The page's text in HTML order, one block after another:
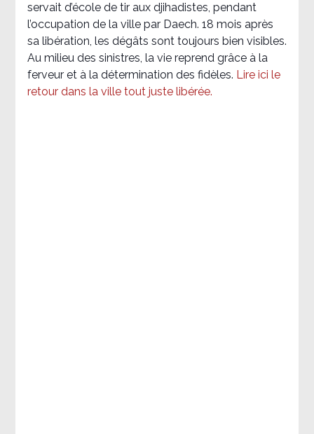
servait d’école de tir aux djihadistes, pendant
l’occupation de la ville par Daech. 18 mois après
sa libération, les dégâts sont toujours bien visibles.
Au milieu des sinistres, la vie reprend grâce à la
ferveur et à la détermination des fidèles. Lire ici le
retour dans la ville tout juste libérée.